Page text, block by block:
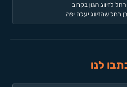
לזיווג הגון בקרוב
רחל שהזיווג יעלה יפה
לנו